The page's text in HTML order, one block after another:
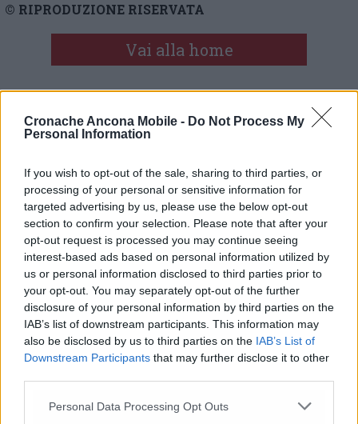
Cronache Ancona Mobile - Do Not Process My
Personal Information
If you wish to opt-out of the sale, sharing to third parties, or
processing of your personal or sensitive information for
targeted advertising by us, please use the below opt-out
section to confirm your selection. Please note that after your
opt-out request is processed you may continue seeing
interest-based ads based on personal information utilized by
us or personal information disclosed to third parties prior to
your opt-out. You may separately opt-out of the further
disclosure of your personal information by third parties on the
IAB’s list of downstream participants. This information may
also be disclosed by us to third parties on the IAB’s List of
Downstream Participants that may further disclose it to other
Personal Data Processing Opt Outs
© RIPRODUZIONE RISERVATA
Vai alla home
Commenti
Nessun commento presente
Commenta
Commenta l'articolo
Gli articoli più letti
24 Lug-Bimbi costretti a colpirsi da soli
e lasciati al